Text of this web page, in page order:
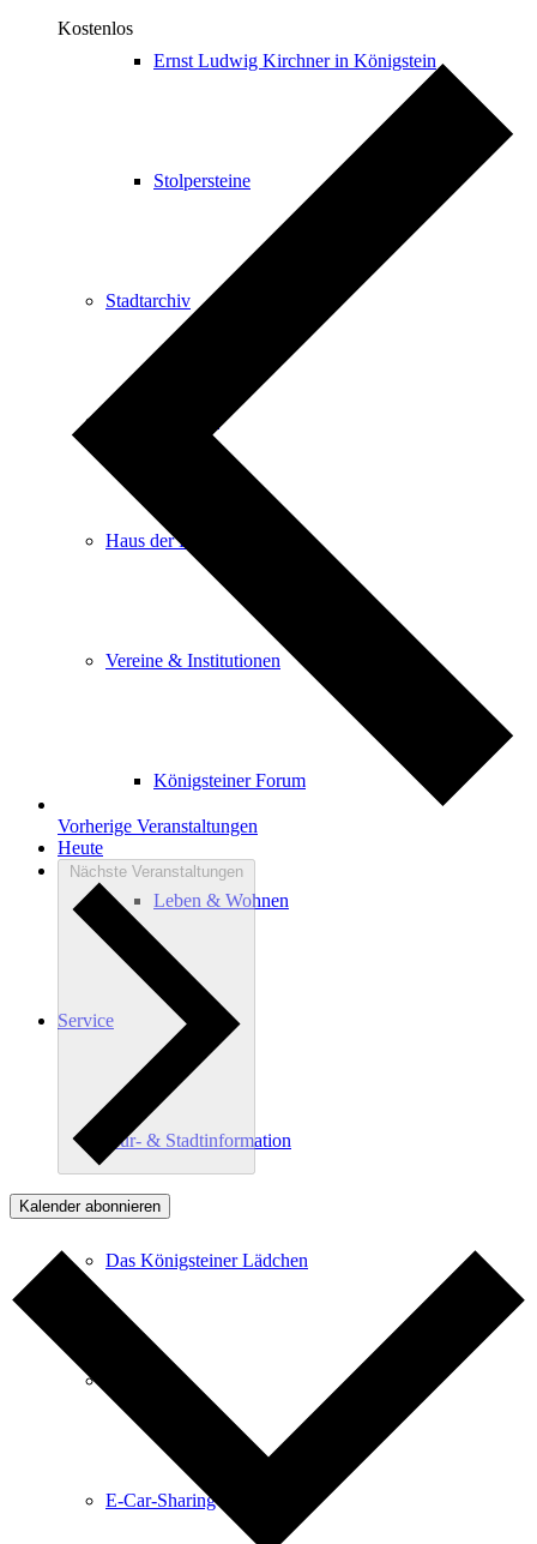
Ernst Ludwig Kirchner in Königstein
Stolpersteine
Stadtarchiv
Haus der Begegnung
Vereine & Institutionen
Königsteiner Forum
Leben & Wohnen
Service
Kur- & Stadtinformation
Das Königsteiner Lädchen
E-Car-Sharing
Kostenlos
Vorherige Veranstaltungen
Heute
Nächste Veranstaltungen
Kalender abonnieren